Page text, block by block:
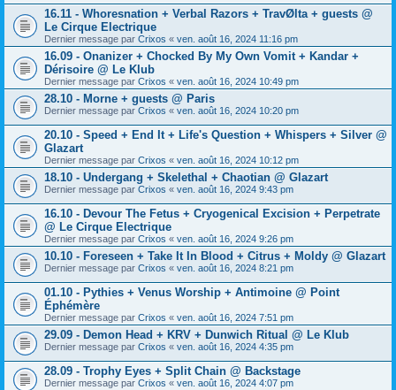
16.11 - Whoresnation + Verbal Razors + TravØlta + guests @
Le Cirque Electrique
Dernier message par Crixos « ven. août 16, 2024 11:16 pm
16.09 - Onanizer + Chocked By My Own Vomit + Kandar +
Dérisoire @ Le Klub
Dernier message par Crixos « ven. août 16, 2024 10:49 pm
28.10 - Morne + guests @ Paris
Dernier message par Crixos « ven. août 16, 2024 10:20 pm
20.10 - Speed + End It + Life's Question + Whispers + Silver @
Glazart
Dernier message par Crixos « ven. août 16, 2024 10:12 pm
18.10 - Undergang + Skelethal + Chaotian @ Glazart
Dernier message par Crixos « ven. août 16, 2024 9:43 pm
16.10 - Devour The Fetus + Cryogenical Excision + Perpetrate
@ Le Cirque Electrique
Dernier message par Crixos « ven. août 16, 2024 9:26 pm
10.10 - Foreseen + Take It In Blood + Citrus + Moldy @ Glazart
Dernier message par Crixos « ven. août 16, 2024 8:21 pm
01.10 - Pythies + Venus Worship + Antimoine @ Point
Éphémère
Dernier message par Crixos « ven. août 16, 2024 7:51 pm
29.09 - Demon Head + KRV + Dunwich Ritual @ Le Klub
Dernier message par Crixos « ven. août 16, 2024 4:35 pm
28.09 - Trophy Eyes + Split Chain @ Backstage
Dernier message par Crixos « ven. août 16, 2024 4:07 pm